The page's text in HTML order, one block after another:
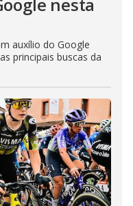
auxílio do Google
principais buscas da